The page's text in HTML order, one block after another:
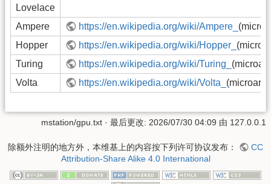
Lovelace
Ampere https://en.wikipedia.org/wiki/Ampere_
Hopper
https://en.wikipedia.org/wiki/Hopper_
Turing
https://en.wikipedia.org/wiki/Turing_
Volta
https://en.wikipedia.org/wiki/Volta_
mstation/gpu.txt · 最后更改: 2026/07/30 04:09 由 127.0.0.1
除额外注明的地方外，本维基上的内容按下列许可协议发布：
CC
Attribution-Share Alike 4.0 International